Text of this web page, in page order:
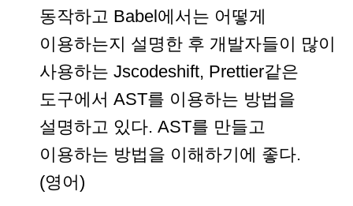
동작하고 Babel에서는 어떻게
이용하는지 설명한 후 개발자들이 많이
사용하는 Jscodeshift, Prettier같은
도구에서 AST를 이용하는 방법을
설명하고 있다. AST를 만들고
이용하는 방법을 이해하기에 좋다.
(영어)